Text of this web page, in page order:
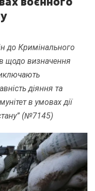
до Кримінального
щодо визначення
діяння та
в умовах дії
(№7145)